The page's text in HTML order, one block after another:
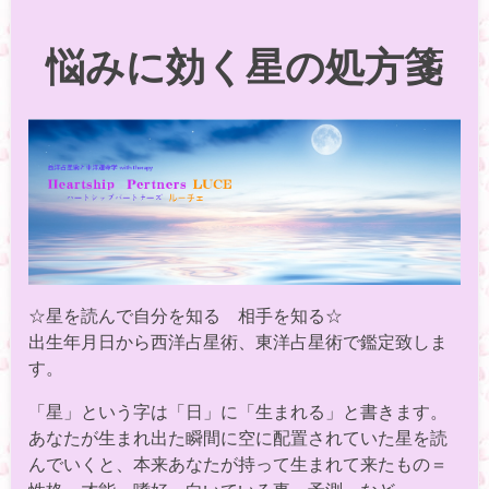
悩みに効く星の処方箋
☆星を読んで自分を知る 相手を知る☆
出生年月日から西洋占星術、東洋占星術で鑑定致しま
す。
「星」という字は「日」に「生まれる」と書きます。
あなたが生まれ出た瞬間に空に配置されていた星を読
んでいくと、本来あなたが持って生まれて来たもの＝